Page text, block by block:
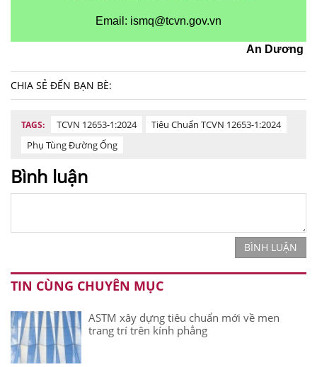
Email: ismq@tcvn.gov.vn
An Dương
CHIA SẺ ĐẾN BẠN BÈ:
TAGS: TCVN 12653-1:2024
Tiêu Chuẩn TCVN 12653-1:2024
Phụ Tùng Đường Ống
Bình luận
BÌNH LUẬN
TIN CÙNG CHUYÊN MỤC
ASTM xây dựng tiêu chuẩn mới về men
trang trí trên kính phẳng